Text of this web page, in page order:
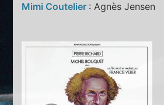
Mimi Coutelier : Agnès Jensen